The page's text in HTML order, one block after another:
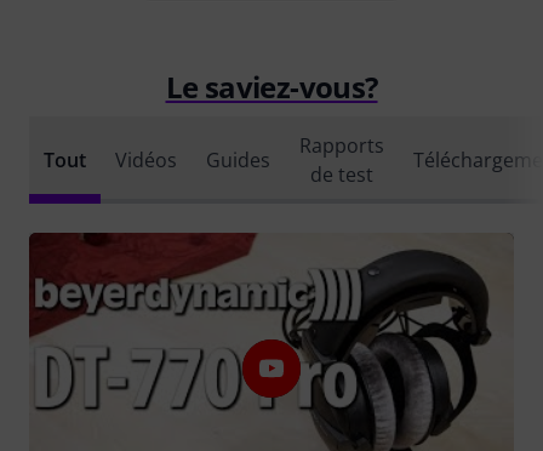
Le saviez-vous?
Tout Vidéos Guides
Rapports
de test